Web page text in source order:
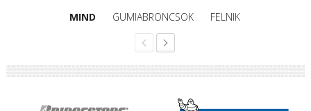
MIND GUMIABRONCSOK FELNIK